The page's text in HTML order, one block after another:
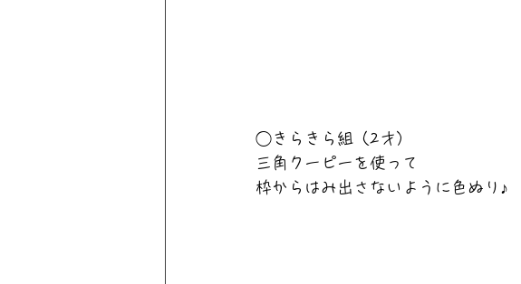
◯きらきら組（2才）
三角クーピーを使って
枠からはみ出さないように色ぬり♪